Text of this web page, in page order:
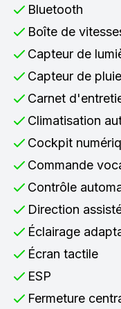
Bluetooth
Boîte de
Capteur de
Capteur de pluie
Carnet
Climatisation
Cockpit
Commande
Contrôle
Direction
Éclairage
Écran tactile
ESP
Fermeture